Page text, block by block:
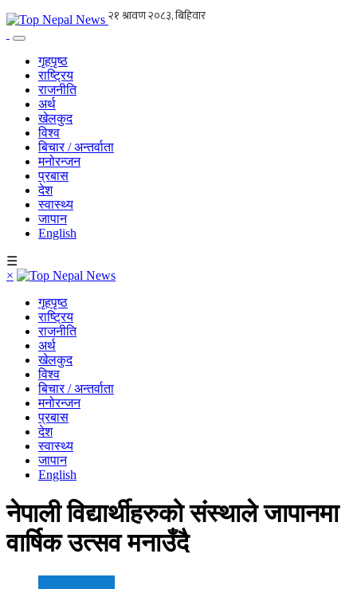
गृहपृष्ठ
राष्ट्रिय
राजनीति
अर्थ
खेलकुद
विश्व
बिचार / अन्तर्वाता
मनोरन्जन
प्रबास
देश
स्वास्थ्य
जापान
English
☰
×
गृहपृष्ठ
राष्ट्रिय
राजनीति
अर्थ
खेलकुद
विश्व
बिचार / अन्तर्वाता
मनोरन्जन
प्रबास
देश
स्वास्थ्य
जापान
English
नेपाली विद्यार्थीहरुको संस्थाले जापानमा
वार्षिक उत्सव मनाउँदै